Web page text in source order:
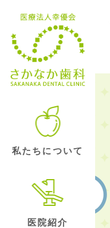
私たちについて
医院紹介
歯のマメ知識